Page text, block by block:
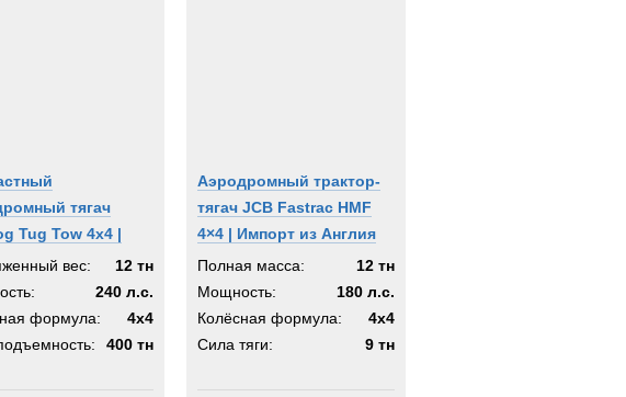
тягач
Tug Tow 4x4 |
из Германии
вес:
12 тн
240 л.с.
формула:
4x4
400 тн
Аэродромный трактор-
тягач JCB Fastrac HMF
4×4 | Импорт из Англия
Полная масса:
12 тн
Мощность:
180 л.с.
Колёсная формула:
4x4
Сила тяги:
9 тн